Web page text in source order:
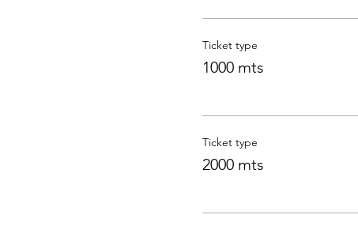
Ticket type
1000 mts
Ticket type
2000 mts